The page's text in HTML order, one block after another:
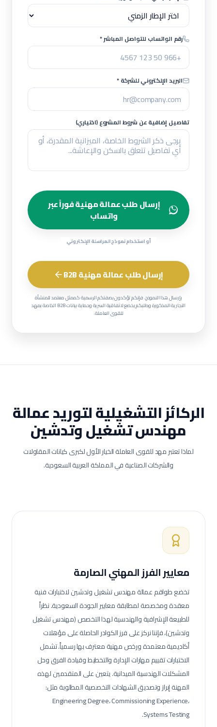
رقم الواتساب للتواصل المباشر *
البريد الإلكتروني للشركة *
تفاصيل إضافية عن شروط المشروع (اختياري)
إرسال طلب عمالة مهنية فوراً عبر
واتساب
أو استخدام نموذج المراسلة الإلكتروني
إرسال طلب عمالة مهنية B2B
بإرسال هذا النموذج، فإنكم تؤكدون بصفتكم الرسمية كممثل معتمد للمنشأة
التجارية المذكورة وطلبكم يخضع لاتفاقية السرية وحماية بيانات B2B الخاصة بمهد
للقوى العاملة.
الركائز التشغيلية لتوريد عمالة
مهندس تشغيل وتدشين
لماذا تعتبر مهد للقوى العاملة الخيار الأول لكبرى كيانات المقاولات
والشركات الصناعية في المملكة العربية السعودية.
معايير الفرز المهني الصارمة
تخضع طواقم عمالةمهندس تشغيل وتدشينلاختبارات فنية
معقدة ومخصصة لمطابقة معايير الجودة السعودية.نظراً
للطبيعة الإشرافية والهندسية لهذا التخصص (مهندس تشغيل
وتدشين)، فإننا نركز على فرز الكوادر الحاصلة على مؤهلات
أكاديمية معتمدة ورخص مهنية معترف بها رسمياً. تشمل
الاختبارات تقييم مهارات الإدارة والتخطيط وقيادة الفرق وحل
المشكلات الهندسية الميدانية.يتعين على المتقدمين لهذه
المهنة إبراز وتصديق الشهادات التخصصية المطلوبة مثل:
Engineering Degree، Commissioning Experience،
Systems Testing.